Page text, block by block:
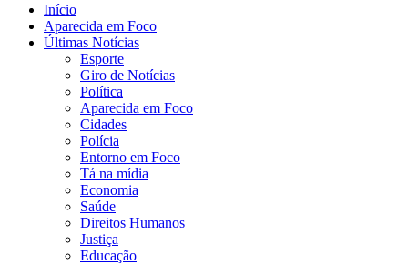
Início
Aparecida em Foco
Últimas Notícias
Esporte
Giro de Notícias
Política
Aparecida em Foco
Cidades
Polícia
Entorno em Foco
Tá na mídia
Economia
Saúde
Direitos Humanos
Justiça
Educação